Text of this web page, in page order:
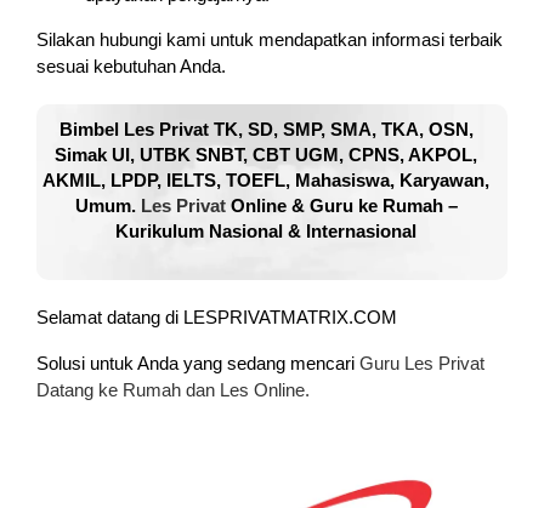
Silakan hubungi kami untuk mendapatkan informasi terbaik
sesuai kebutuhan Anda.
Bimbel Les Privat TK, SD, SMP, SMA, TKA, OSN,
Simak UI, UTBK SNBT, CBT UGM, CPNS, AKPOL,
AKMIL, LPDP, IELTS, TOEFL, Mahasiswa, Karyawan,
Umum. Les PrivatOnline & Guru ke Rumah –
Kurikulum Nasional & Internasional
Selamat datang di LESPRIVATMATRIX.COM
Solusi untuk Anda yang sedang mencari Guru Les Privat
Datang ke Rumah dan Les Online.